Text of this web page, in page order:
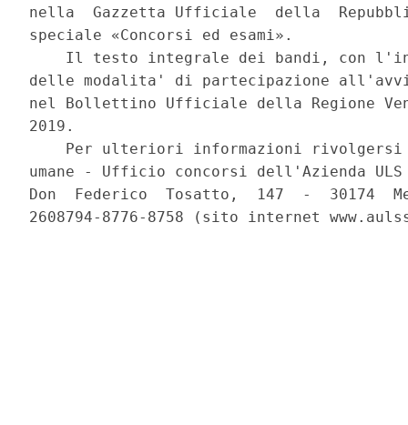
nella  Gazzetta Ufficiale  della
speciale «Concorsi ed esami».
Il testo integrale dei bandi, con
delle modalita' di partecipazione
nel Bollettino Ufficiale della Regione
2019.
Per ulteriori informazioni
umane - Ufficio concorsi dell'Azienda
Don  Federico  Tosatto,  147  -  30174
2608794-8776-8758 (sito internet